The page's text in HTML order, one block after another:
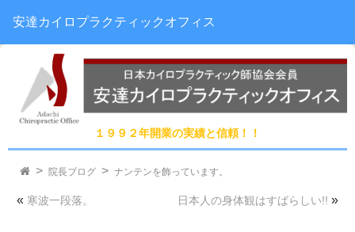
１９９２年開業の実績と信頼！！
安達カイロプラクティックオフィス
院長ブログ ナンテンを飾っています。
« 寒波一段落。 日本人の身体観はすばらしい!! »